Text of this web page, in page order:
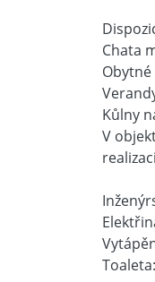
Chata
Obytné
Kůlny
V